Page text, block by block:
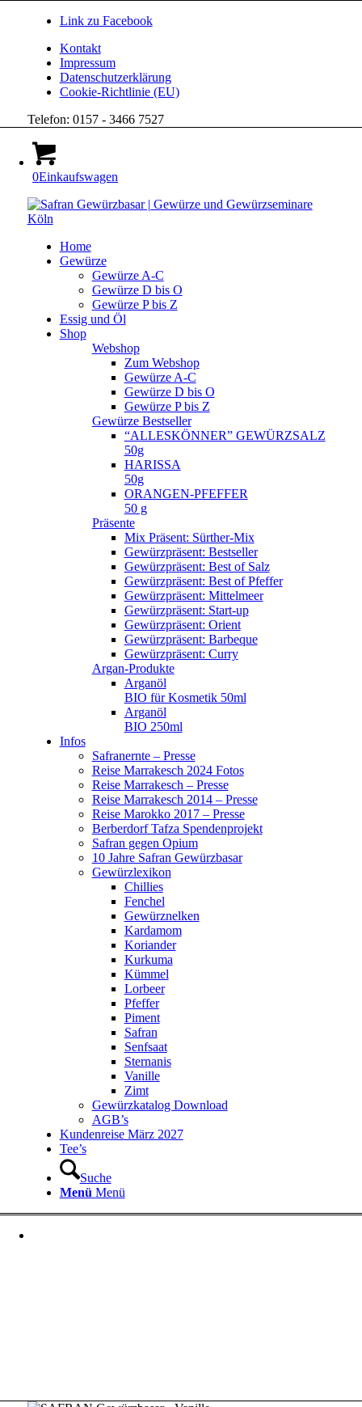
Link zu Facebook
Kontakt
Impressum
Datenschutzerklärung
Cookie-Richtlinie (EU)
Telefon: 0157 - 3466 7527
0Einkaufswagen
Home
Gewürze
Gewürze A-C
Gewürze D bis O
Gewürze P bis Z
Essig und Öl
Shop
Webshop
Zum Webshop
Gewürze A-C
Gewürze D bis O
Gewürze P bis Z
Gewürze Bestseller
“ALLESKÖNNER” GEWÜRZSALZ
50g
HARISSA
50g
ORANGEN-PFEFFER
50 g
Präsente
Mix Präsent: Sürther-Mix
Gewürzpräsent: Bestseller
Gewürzpräsent: Best of Salz
Gewürzpräsent: Best of Pfeffer
Gewürzpräsent: Mittelmeer
Gewürzpräsent: Start-up
Gewürzpräsent: Orient
Gewürzpräsent: Barbeque
Gewürzpräsent: Curry
Argan-Produkte
Arganöl
BIO für Kosmetik 50ml
Arganöl
BIO 250ml
Infos
Safranernte – Presse
Reise Marrakesch 2024 Fotos
Reise Marrakesch – Presse
Reise Marrakesch 2014 – Presse
Reise Marokko 2017 – Presse
Berberdorf Tafza Spendenprojekt
Safran gegen Opium
10 Jahre Safran Gewürzbasar
Gewürzlexikon
Chillies
Fenchel
Gewürznelken
Kardamom
Koriander
Kurkuma
Kümmel
Lorbeer
Pfeffer
Piment
Safran
Senfsaat
Sternanis
Vanille
Zimt
Gewürzkatalog Download
AGB’s
Kundenreise März 2027
Tee’s
Suche
Menü Menü